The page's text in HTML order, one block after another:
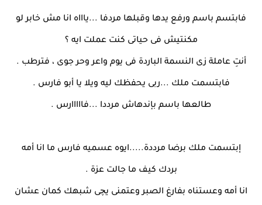
فابتسم باسم ورفع يدها وقبلها مردفا ...ياااه انا مش خابر لو
مكنتيش فى حياتى كنت عملت ايه ؟
أنتِ عاملة زى النسمة الباردة فى يوم واعر وحر جوى ، فترطب .
فابتسمت ملك ...ربى يحفظك ليه ويلا يا أبو فارس .
طالعها باسم بإندهاش مرددا ...فااااارس .
إبتسمت ملك برضا مرددة.....ايوه عسميه فارس ما انا أمه
بردك كيف ما جالت عزة .
انا أمه وعستناه بفارغ الصبر وعتمنى يچى شبهك كمان عشان